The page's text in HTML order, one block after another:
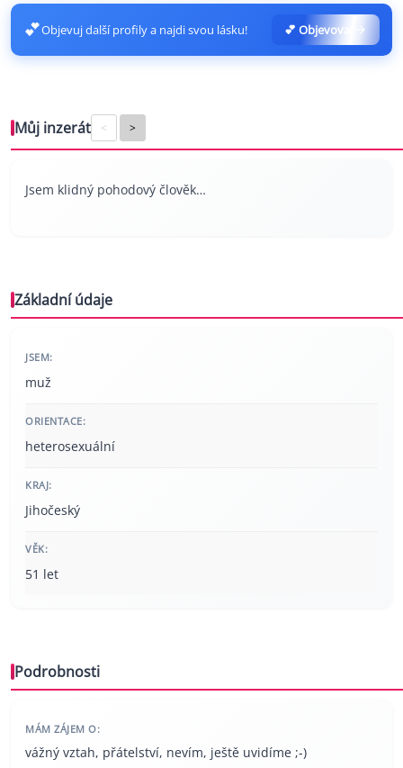
💕Objevuj další profily a najdi svou lásku! 💕 Objevovat
Můj inzerát < >
Jsem klidný pohodový člověk…
Základní údaje
JSEM:
muž
ORIENTACE:
heterosexuální
KRAJ:
Jihočeský
VĚK:
51 let
Podrobnosti
MÁM ZÁJEM O:
vážný vztah, přátelství, nevím, ještě uvidíme ;-)